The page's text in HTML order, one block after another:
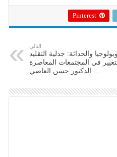
Pinterest
التالي
والحداثة: جدلية التقليد
في المجتمعات المعاصرة
… الدكتور حسن العاصي